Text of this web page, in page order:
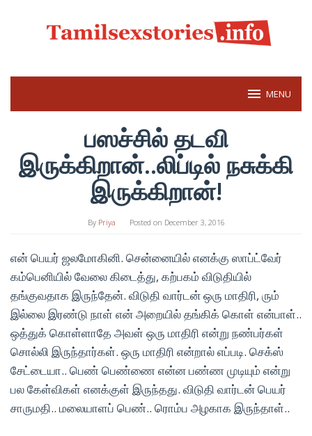
MENU
பஸச்சில் தடவி
இருக்கிறான்..லிப்டில் நசுக்கி
இருக்கிறான்!
By Priya Posted on December 3, 2016
என் பெயர் ஜலமோகினி. சென்னையில் எனக்கு ஸாப்ட்வேர்
கம்பெனியில் வேலை கிடைத்து, கற்பகம் விடுதியில்
தங்குவதாக இருந்தேன். விடுதி வார்டன் ஒரு மாதிரி, ரும்
இல்லை இரண்டு நாள் என் அறையில் தங்கிக் கொள் என்பாள்..
ஒத்துக் கொள்ளாதே அவள் ஒரு மாதிரி என்று நண்பர்கள்
சொல்லி இருந்தார்கள். ஒரு மாதிரி என்றால் எப்படி. செக்ஸ்
சேட்டையா.. பெண் பெண்ணை என்ன பண்ண முடியும் என்று
பல கேள்விகள் எனக்குள் இருந்தது. விடுதி வார்டன் பெயர்
சாருமதி.. மலையாளப் பெண்.. ரொம்ப அழகாக இருந்தாள்..